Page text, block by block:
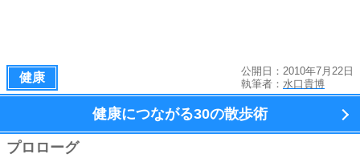
健康
公開日：2010年7月22日
執筆者： 水口貴博
健康につながる30の散歩術
プロローグ